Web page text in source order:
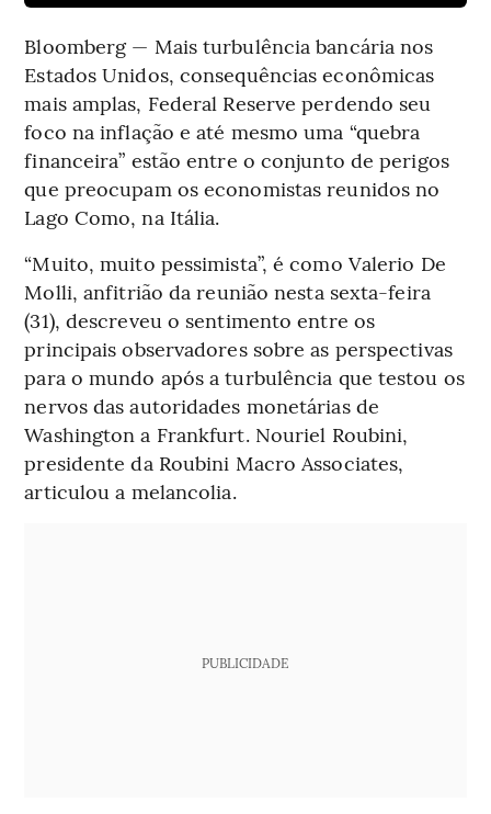
Bloomberg — Mais turbulência bancária nos
Estados Unidos, consequências econômicas
mais amplas, Federal Reserve perdendo seu
foco na inflação e até mesmo uma “quebra
financeira” estão entre o conjunto de perigos
que preocupam os economistas reunidos no
Lago Como, na Itália.
“Muito, muito pessimista”, é como Valerio De
Molli, anfitrião da reunião nesta sexta-feira
(31), descreveu o sentimento entre os
principais observadores sobre as perspectivas
para o mundo após a turbulência que testou os
nervos das autoridades monetárias de
Washington a Frankfurt. Nouriel Roubini,
presidente da Roubini Macro Associates,
articulou a melancolia.
PUBLICIDADE